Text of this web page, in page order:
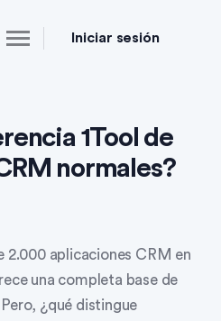
Iniciar sesión
1Tool de
normales?
2.000 aplicaciones CRM en
una completa base de
¿qué distingue